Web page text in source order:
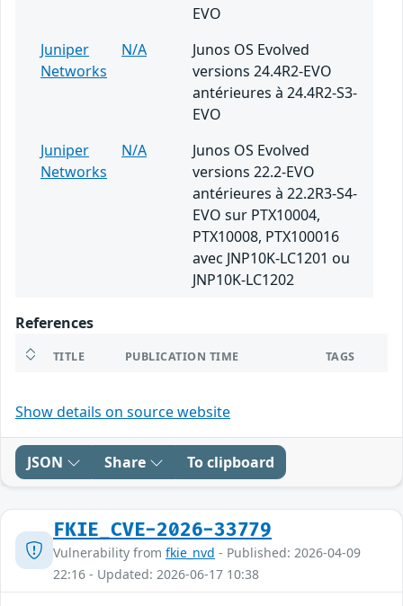
EVO
Juniper
Networks
N/A
Junos OS Evolved
versions 24.4R2-EVO
antérieures à 24.4R2-S3-
EVO
Juniper
Networks
N/A
Junos OS Evolved
versions 22.2-EVO
antérieures à 22.2R3-S4-
EVO sur PTX10004,
PTX10008, PTX100016
avec JNP10K-LC1201 ou
JNP10K-LC1202
References
TITLE PUBLICATION TIME TAGS
Show details on source website
JSON Share To clipboard
FKIE_CVE-2026-33779
Vulnerability from fkie_nvd - Published: 2026-04-09
22:16 - Updated: 2026-06-17 10:38